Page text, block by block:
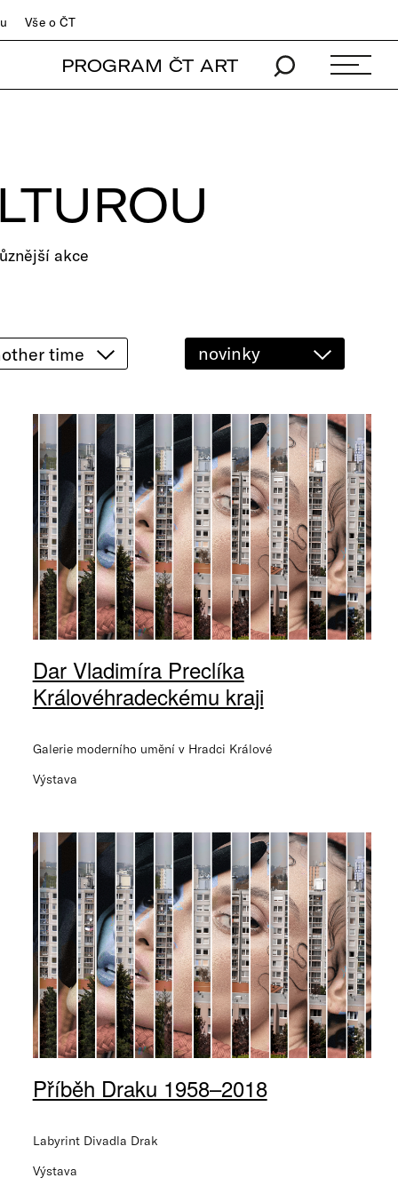
Vše o ČT
PROGRAM ČT ART
akce
novinky
Dar Vladimíra Preclíka
Královéhradeckému kraji
Galerie moderního umění v Hradci Králové
Výstava
Příběh Draku 1958–2018
Labyrint Divadla Drak
Výstava